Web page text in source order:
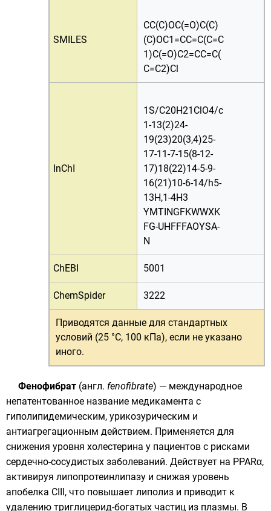
SMILES
CC(C)OC(=O)C(C)
(C)OC1=CC=C(C=C
1)C(=O)C2=CC=C(
C=C2)Cl
InChI
1S/C20H21ClO4/c
1-13(2)24-
19(23)20(3,4)25-
17-11-7-15(8-12-
17)18(22)14-5-9-
16(21)10-6-14/h5-
13H,1-4H3
YMTINGFKWWXK
FG-UHFFFAOYSA-
N
ChEBI 5001
ChemSpider 3222
Приводятся данные для стандартных
условий (25 °C, 100 кПа), если не указано
иного.
Фенофибрат (англ. fenofibrate) — международное
непатентованное название медикамента с
гиполипидемическим, урикозурическим и
антиагрегационным действием. Применяется для
снижения уровня холестерина у пациентов с рисками
сердечно-сосудистых заболеваний. Действует на PPARα,
активируя липопротеинлипазу и снижая уровень
апобелка CIII, что повышает липолиз и приводит к
удалению триглицерид-богатых частиц из плазмы. В